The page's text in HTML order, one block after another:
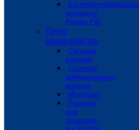
Багатофункціональні
розкидачі
Panien PW
Точне
землеробство
Сигнали
корекції
Системи
автоматичного
водіння
Монітори
Рішення
для
тракторів